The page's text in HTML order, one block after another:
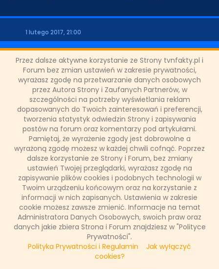
Przez dalsze aktywne korzystanie ze Strony tvnfakty.pl i
Forum bez zmian ustawień w zakresie prywatności,
wyrażasz zgodę na przetwarzanie danych osobowych
przez Autora Strony i Zaufanych Partnerów, w
szczególności na potrzeby wyświetlania reklam
dopasowanych do Twoich zainteresowań i preferencji,
tworzenia statystyk odwiedzin Strony i zapisywania
postów na forum oraz komentarzy pod artykułami.
Pamiętaj, że wyrażenie zgody jest dobrowolne a
wyrażoną zgodę możesz w każdej chwili cofnąć. Poprzez
dalsze korzystanie ze Strony i Forum, bez zmiany
ustawień Twojej przeglądarki, wyrażasz zgodę na
zapisywanie plików cookies i podobnych technologii w
Twoim urządzeniu końcowym oraz na korzystanie z
informacji w nich zapisanych. Ustawienia w zakresie
cookie możesz zawsze zmienić. Informacje na temat
Administratora Danych Osobowych, swoich praw oraz
danych jakie zbiera Strona i Forum znajdziesz w "Polityce
Prywatności".
Polityka Prywatności i Regulamin
Jak wyłączyć
cookies?
ODZIAŁY LOKALNE
PARTNERZY
SONDA
1 lutego 2017, 21:00
UDOSTĘPNIJ POST
NASZE WYWIADY
FAKTY TVN
WAŻNE RELACJE